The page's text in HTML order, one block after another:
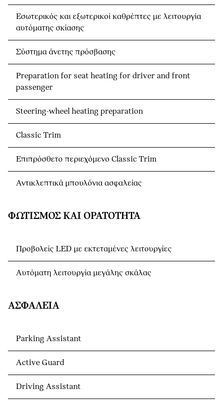
Εσωτερικός και εξωτερικοί καθρέπτες με λειτουργία
αυτόματης σκίασης
Σύστημα άνετης πρόσβασης
Preparation for seat heating for driver and front
passenger
Steering-wheel heating preparation
Classic Trim
Επιπρόσθετο περιεχόμενο Classic Trim
Αντικλεπτικά μπουλόνια ασφαλείας
ΦΩΤΙΣΜΌΣ ΚΑΙ ΟΡΑΤΌΤΗΤΑ
Προβολείς LED με εκτεταμένες λειτουργίες
Αυτόματη λειτουργία μεγάλης σκάλας
ΑΣΦΆΛΕΙΑ
Parking Assistant
Active Guard
Driving Assistant